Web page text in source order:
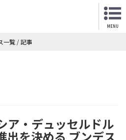
MENU
一覧 /記事
ア・デュッセルドル
出を決める ブンデス